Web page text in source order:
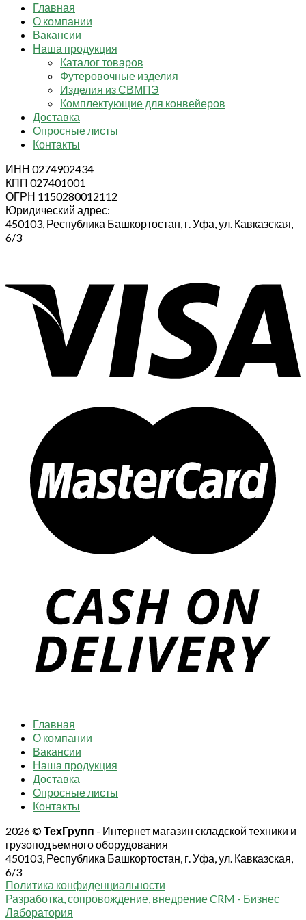
Главная
О компании
Вакансии
Наша продукция
Каталог товаров
Футеровочные изделия
Изделия из СВМПЭ
Комплектующие для конвейеров
Доставка
Опросные листы
Контакты
ИНН 0274902434
КПП 027401001
ОГРН 1150280012112
Юридический адрес:
450103, Республика Башкортостан, г. Уфа, ул. Кавказская,
6/3
Главная
О компании
Вакансии
Наша продукция
Доставка
Опросные листы
Контакты
2026 ©ТехГрупп - Интернет магазин складской техники и
грузоподъемного оборудования
450103, Республика Башкортостан, г. Уфа, ул. Кавказская,
6/3
Политика конфиденциальности
Разработка, сопровождение, внедрение CRM - Бизнес
Лаборатория